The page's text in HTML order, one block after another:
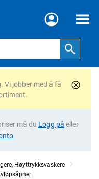
Meny
Vi jobber med å få
må du Logg på eller
Høyttrykksvaskere